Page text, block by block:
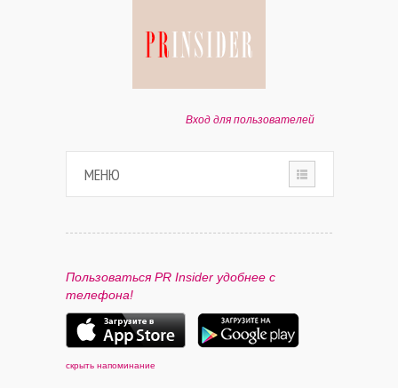
Вход для пользователей
МЕНЮ
ПАРТНЕРАМ
КОНТАКТЫ
Пользоваться PR Insider удобнее с
телефона!
скрыть напоминание